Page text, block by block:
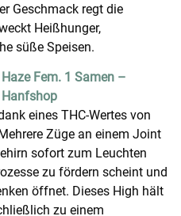
Geschmack regt die
Heißhunger,
süße Speisen.
Fem. 1 Samen –
Hanfshop
eines THC-Wertes von
Züge an einem Joint
sofort zum Leuchten
zu fördern scheint und
öffnet. Dieses High hält
zu einem